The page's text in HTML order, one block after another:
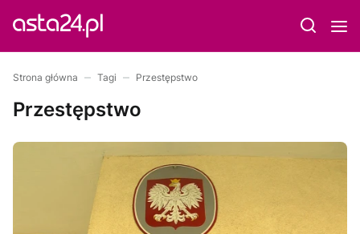
Strona główna Tagi Przestępstwo
Przestępstwo